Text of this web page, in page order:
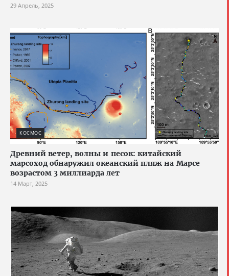
29 Апрель, 2025
КОСМОС
Древний ветер, волны и песок: китайский
марсоход обнаружил океанский пляж на Марсе
возрастом 3 миллиарда лет
14 Март, 2025